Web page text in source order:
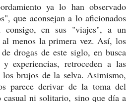
ya lo han observado
que aconsejan a lo aficionados
en sus "viajes", a un
al menos la primera vez. Así, los
drogas de este siglo, en busca
y experiencias, retroceden a las
los brujos de la selva. Asimismo,
parece derivar de la toma del
ni solitario, sino que día a